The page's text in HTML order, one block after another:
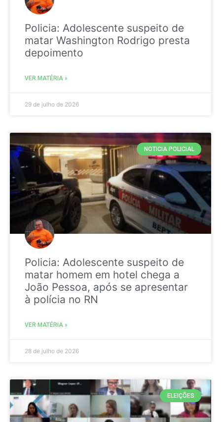
Policia: Adolescente suspeito de
matar Washington Rodrigo presta
depoimento
VER MATÉRIA »
29 de julho de 2026
NOTICIA POLICIAL
Policia: Adolescente suspeito de
matar homem em hotel chega a
João Pessoa, após se apresentar
à polícia no RN
VER MATÉRIA »
28 de julho de 2026
ELEIÇÕES